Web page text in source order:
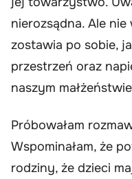
nierozsądna. Ale
zostawia po sobie,
przestrzeń oraz
naszym
Próbowałam
Wspominałam, że
rodziny, że dzieci